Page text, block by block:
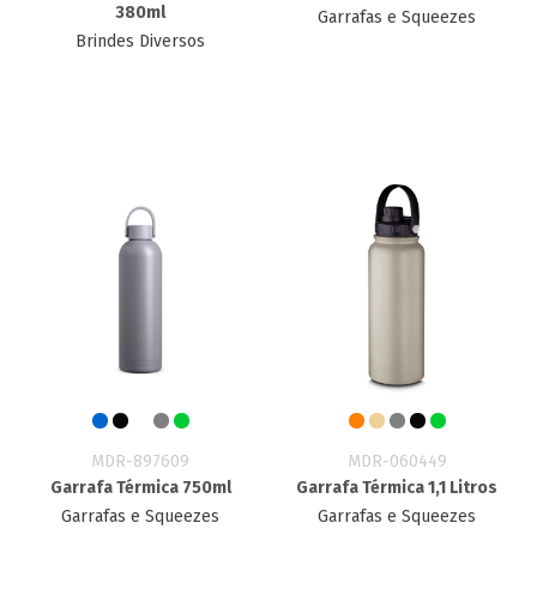
380ml
Brindes Diversos
Garrafas e Squeezes
MDR-897609
Garrafa Térmica 750ml
Garrafas e Squeezes
MDR-060449
Garrafa Térmica 1,1 Litros
Garrafas e Squeezes